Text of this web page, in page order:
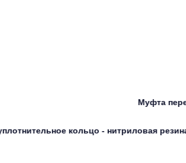
Муфта
кольцо - нитриловая